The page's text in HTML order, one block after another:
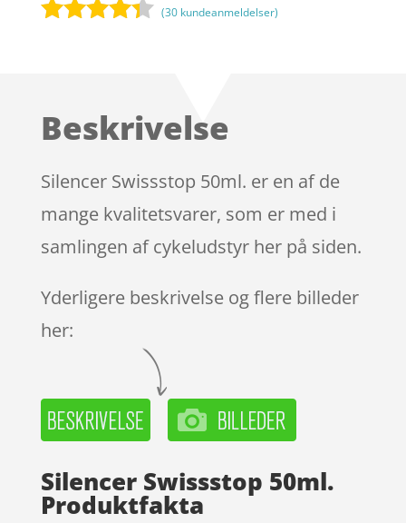
på
mmelser
(30 kundeanmeldelser)
Beskrivelse
Silencer Swissstop 50ml. er en af de
mange kvalitetsvarer, som er med i
samlingen af cykeludstyr her på siden.
Yderligere beskrivelse og flere billeder
her:
Silencer Swissstop 50ml.
Produktfakta